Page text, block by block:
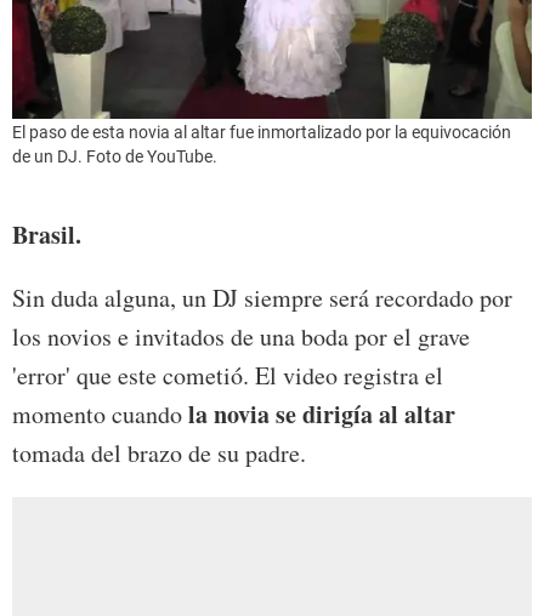
El paso de esta novia al altar fue inmortalizado por la equivocación
de un DJ. Foto de YouTube.
Brasil.
Sin duda alguna, un DJ siempre será recordado por
los novios e invitados de una boda por el grave
'error' que este cometió. El video registra el
momento cuandola novia se dirigía al altar
tomada del brazo de su padre.